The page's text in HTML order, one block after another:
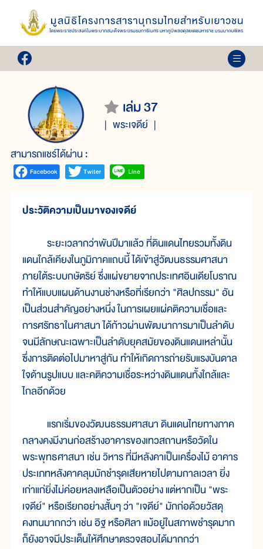
เล่ม 37
พระเจดีย์
สามารถแชร์ได้ผ่าน :
ประวัติความเป็นมาของเจดีย์
ระยะเวลากว่าพันปีมาแล้ว ที่ดินแดนไทยรวมทั้งดิน
แดนใกล้เคียงในภูมิภาคแถบนี้ ได้เข้าสู่วัฒนธรรมศาสนา
ภายใต้ระบบกษัตริย์ ซึ่งแผ่ขยายจากประเทศอินเดียโบราณ
ทำให้แบบแผนด้านงานช่างหรือที่เรียกว่า "ศิลปกรรม" อัน
เป็นส่วนสำคัญอย่างหนึ่ง ในการเผยแผ่คติความเชื่อและ
การศรัทธาในศาสนา ได้ก้าวผ่านพัฒนาการมาเป็นลำดับ
จนมีลักษณะเฉพาะเป็นลำดับยุคสมัยของดินแดนเหล่านั้น
ซึ่งการติดต่อไปมาหาสู่กัน ทำให้เกิดการถ่ายรับแรงบันดาล
ใจด้านรูปแบบ และคติความเชื่อระหว่างดินแดนทั้งใกล้และ
ไกลอีกด้วย
แรกเริ่มของวัฒนธรรมศาสนา ดินแดนไทยทางภาค
กลางคงมีงานก่อสร้างอาคารของเทวสถานหรือวัดใน
พระพุทธศาสนา เช่น วิหาร ที่มีหลังคาเป็นเครื่องไม้ อาคาร
ประเภทหลังคาคลุมมักชำรุดเสียหายไปตามกาลเวลา ยิ่ง
เก่าแก่ยิ่งไม่ค่อยหลงเหลือเป็นตัวอย่าง แต่หากเป็น "พระ
เจดีย์" หรือเรียกอย่างสั้นๆ ว่า "เจดีย์" มักก่อด้วยวัสดุ
คงทนมากกว่า เช่น อิฐ หรือศิลา แม้อยู่ในสภาพชำรุดมาก
ก็ยังอาจมีประเด็นให้ศึกษาตรวจสอบได้มากกว่า